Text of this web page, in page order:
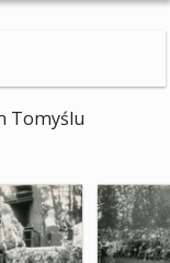
Tomyślu